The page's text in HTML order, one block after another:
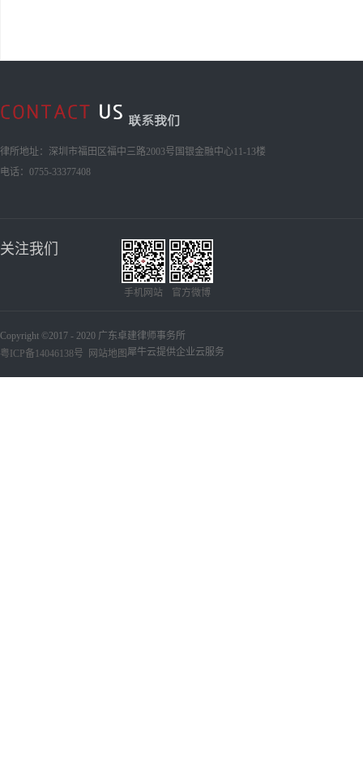
Copyright ©2017 - 2020 广东卓建律师事务所
粤ICP备14046138号 网站地图 犀牛云提供企业云服务
律所地址：深圳市福田区福中三路2003号国银金融中心11-13楼
电话：0755-33377408
关注我们
手机网站 官方微博